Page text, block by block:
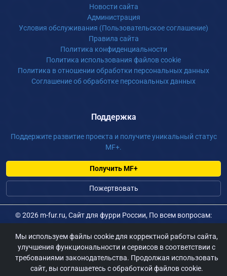
Новости сайта
Администрация
Условия обслуживания (Пользовательское соглашение)
Правила сайта
Политика конфиденциальности
Политика использования файлов cookie
Политика в отношении обработки персональных данных
Соглашение об обработке персональных данных
Поддержка
Поддержите развитие проекта и получите уникальный статус
MF+.
Получить MF+
Пожертвовать
©2026 m-fur.ru, Сайт для фурри России, По всем вопросам:
Мы используем файлы cookie для корректной работы сайта,
улучшения функциональности и сервисов в соответствии с
требованиями законодательства. Продолжая использовать
сайт, вы соглашаетесь с обработкой файлов cookie.